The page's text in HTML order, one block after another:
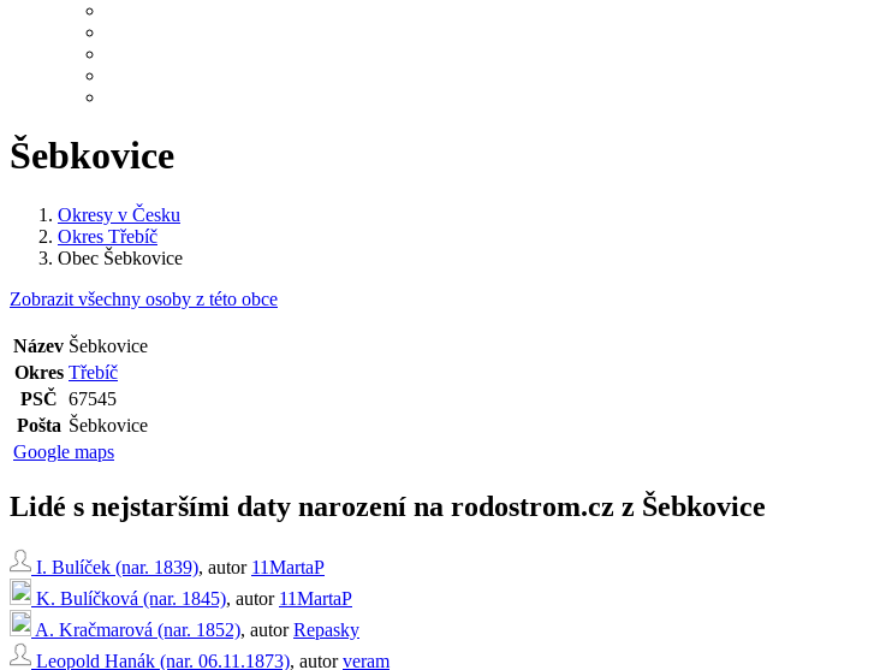
Šebkovice
Okresy v Česku
Okres Třebíč
Obec Šebkovice
Zobrazit všechny osoby z této obce
Název Šebkovice
Okres Třebíč
PSČ 67545
Pošta Šebkovice
Google maps
Lidé s nejstaršími daty narození na rodostrom.cz z Šebkovice
I. Bulíček (nar. 1839), autor 11MartaP
K. Bulíčková (nar. 1845), autor 11MartaP
A. Kračmarová (nar. 1852), autorRepasky
Leopold Hanák (nar. 06.11.1873), autorveram